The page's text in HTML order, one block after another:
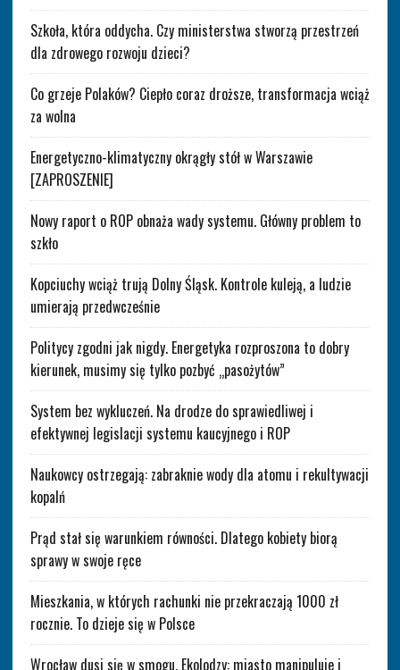
Szkoła, która oddycha. Czy ministerstwa stworzą przestrzeń
dla zdrowego rozwoju dzieci?
Co grzeje Polaków? Ciepło coraz droższe, transformacja wciąż
za wolna
Energetyczno-klimatyczny okrągły stół w Warszawie
[ZAPROSZENIE]
Nowy raport o ROP obnaża wady systemu. Główny problem to
szkło
Kopciuchy wciąż trują Dolny Śląsk. Kontrole kuleją, a ludzie
umierają przedwcześnie
Politycy zgodni jak nigdy. Energetyka rozproszona to dobry
kierunek, musimy się tylko pozbyć „pasożytów”
System bez wykluczeń. Na drodze do sprawiedliwej i
efektywnej legislacji systemu kaucyjnego i ROP
Naukowcy ostrzegają: zabraknie wody dla atomu i rekultywacji
kopalń
Prąd stał się warunkiem równości. Dlatego kobiety biorą
sprawy w swoje ręce
Mieszkania, w których rachunki nie przekraczają 1000 zł
rocznie. To dzieje się w Polsce
Wrocław dusi się w smogu. Ekolodzy: miasto manipuluje i